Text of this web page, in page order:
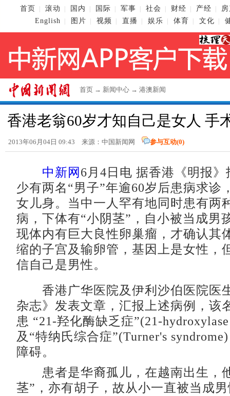
首页 滚动 国内 国际 军事 社会 财经 产经
English
图片 视频 直播 娱乐 体育 文化
首页 → 新闻中心 → 港澳新闻
香港老翁60岁才知自己是女人 手
2013年06月04日 09:43 来源： 中国新闻网 参与互动(0)
中新网 6月4日电 据香港《明报
少有两名“男子”年逾60岁后患病求诊
女儿身。当中一人罕有地同时患有两
病，下体有“小阴茎”，自小被当成男
现体内有巨大良性卵巢瘤，才确认其
缩的子宫及输卵管，基因上是女性，
信自己是男性。
香港广华医院及伊利沙伯医院医
杂志》发表文章，汇报上述病例，该
患 “21-羟化酶缺乏症”(21-
及“特纳氏综合症”(Turner's
障碍。
患者是华裔孤儿，在越南出生，
茎”，亦有胡子，故从小一直被当成